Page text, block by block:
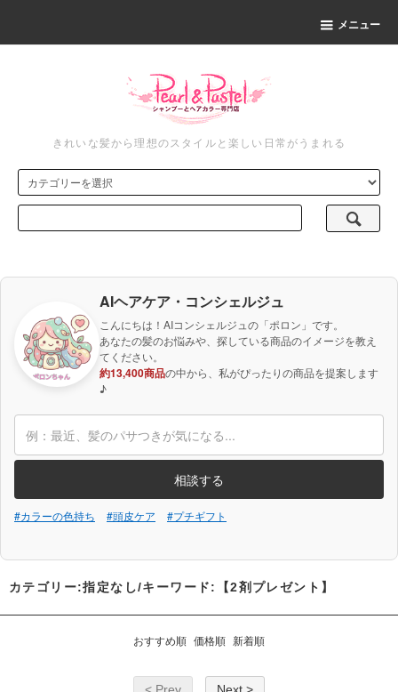
メニュー
きれいな髪から理想のスタイルと楽しい日常がうまれる
AIヘアケア・コンシェルジュ
こんにちは！AIコンシェルジュの「ポロン」です。
あなたの髪のお悩みや、探している商品のイメージを教え
てください。
約13,400商品の中から、私がぴったりの商品を提案します
♪
相談する
#カラーの色持ち #頭皮ケア #プチギフト
カテゴリー:指定なし/キーワード:【2剤プレゼント】
おすすめ順 価格順 新着順